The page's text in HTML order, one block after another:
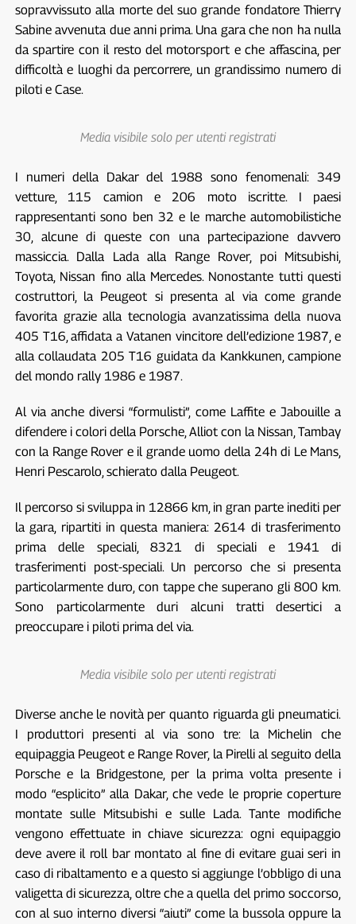
sopravvissuto alla morte del suo grande fondatore Thierry
Sabine avvenuta due anni prima. Una gara che non ha nulla
da spartire con il resto del motorsport e che affascina, per
difficoltà e luoghi da percorrere, un grandissimo numero di
piloti e Case.
Media visibile solo per utenti registrati
I numeri della Dakar del 1988 sono fenomenali: 349
vetture, 115 camion e 206 moto iscritte. I paesi
rappresentanti sono ben 32 e le marche automobilistiche
30, alcune di queste con una partecipazione davvero
massiccia. Dalla Lada alla Range Rover, poi Mitsubishi,
Toyota, Nissan fino alla Mercedes. Nonostante tutti questi
costruttori, la Peugeot si presenta al via come grande
favorita grazie alla tecnologia avanzatissima della nuova
405 T16, affidata a Vatanen vincitore dell’edizione 1987, e
alla collaudata 205 T16 guidata da Kankkunen, campione
del mondo rally 1986 e 1987.
Al via anche diversi “formulisti”, come Laffite e Jabouille a
difendere i colori della Porsche, Alliot con la Nissan, Tambay
con la Range Rover e il grande uomo della 24h di Le Mans,
Henri Pescarolo, schierato dalla Peugeot.
Il percorso si sviluppa in 12866 km, in gran parte inediti per
la gara, ripartiti in questa maniera: 2614 di trasferimento
prima delle speciali, 8321 di speciali e 1941 di
trasferimenti post-speciali. Un percorso che si presenta
particolarmente duro, con tappe che superano gli 800 km.
Sono particolarmente duri alcuni tratti desertici a
preoccupare i piloti prima del via.
Media visibile solo per utenti registrati
Diverse anche le novità per quanto riguarda gli pneumatici.
I produttori presenti al via sono tre: la Michelin che
equipaggia Peugeot e Range Rover, la Pirelli al seguito della
Porsche e la Bridgestone, per la prima volta presente i
modo “esplicito” alla Dakar, che vede le proprie coperture
montate sulle Mitsubishi e sulle Lada. Tante modifiche
vengono effettuate in chiave sicurezza: ogni equipaggio
deve avere il roll bar montato al fine di evitare guai seri in
caso di ribaltamento e a questo si aggiunge l’obbligo di una
valigetta di sicurezza, oltre che a quella del primo soccorso,
con al suo interno diversi “aiuti” come la bussola oppure la